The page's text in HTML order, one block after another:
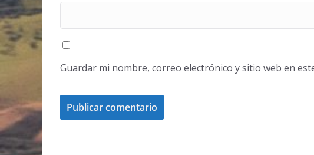
Guardar mi nombre, correo electrónico y sitio web en